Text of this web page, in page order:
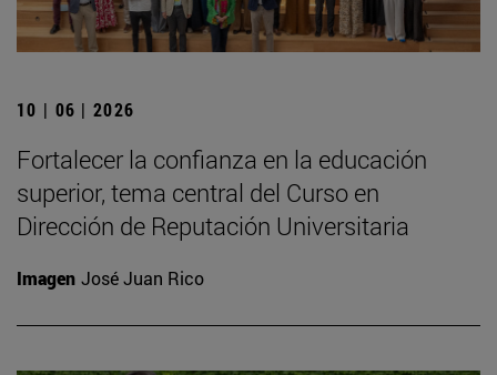
10 | 06 | 2026
Fortalecer la confianza en la educación
superior, tema central del Curso en
Dirección de Reputación Universitaria
Imagen José Juan Rico